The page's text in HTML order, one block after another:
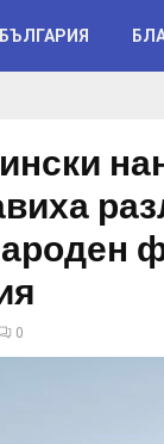
БЪЛГАРИЯ
0